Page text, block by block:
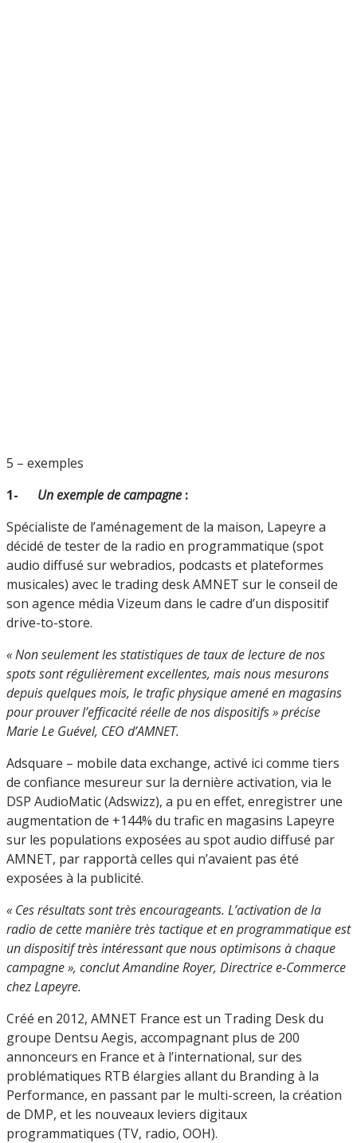
5 – exemples
1-
Un exemple de campagne :
Spécialiste de l’aménagement de la maison, Lapeyre a
décidé de tester de la radio en programmatique (spot
audio diffusé sur webradios, podcasts et plateformes
musicales) avec le trading desk AMNET sur le conseil de
son agence média Vizeum dans le cadre d’un dispositif
drive-to-store.
« Non seulement les statistiques de taux de lecture de nos
spots sont régulièrement excellentes, mais nous mesurons
depuis quelques mois, le trafic physique amené en magasins
pour prouver l’efficacité réelle de nos dispositifs » précise
Marie Le Guével, CEO d’AMNET.
Adsquare – mobile data exchange, activé ici comme tiers
de confiance mesureur sur la dernière activation, via le
DSP AudioMatic (Adswizz), a pu en effet, enregistrer une
augmentation de +144% du trafic en magasins Lapeyre
sur les populations exposées au spot audio diffusé par
AMNET, par rapportà celles qui n’avaient pas été
exposées à la publicité.
« Ces résultats sont très encourageants. L’activation de la
radio de cette manière très tactique et en programmatique est
un dispositif très intéressant que nous optimisons à chaque
campagne », conclut Amandine Royer, Directrice e-Commerce
chez Lapeyre.
Créé en 2012, AMNET France est un Trading Desk du
groupe Dentsu Aegis, accompagnant plus de 200
annonceurs en France et à l’international, sur des
problématiques RTB élargies allant du Branding à la
Performance, en passant par le multi-screen, la création
de DMP, et les nouveaux leviers digitaux
programmatiques (TV, radio, OOH).